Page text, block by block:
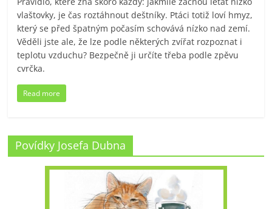
vlaštovky, je čas roztáhnout deštníky. Ptáci totiž loví hmyz,
který se před špatným počasím schovává nízko nad zemí.
Věděli jste ale, že lze podle některých zvířat rozpoznat i
teplotu vzduchu? Bezpečně ji určíte třeba podle zpěvu
cvrčka.
Read more
Povídky Josefa Dubna